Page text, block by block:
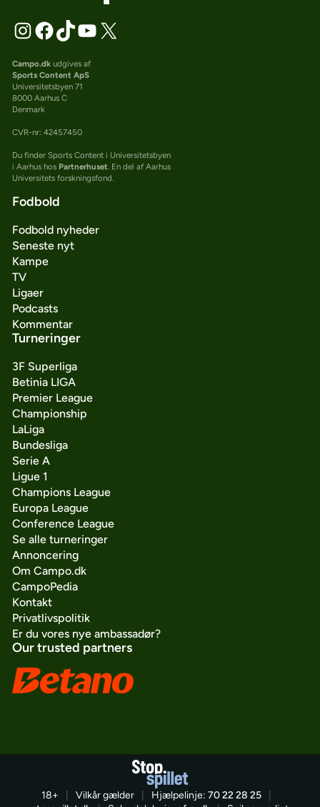
Campo.dkudgives af
Sports Content ApS
Universitetsbyen 71
8000 Aarhus C
Denmark
CVR-nr: 42457450
Du finder Sports Content i Universitetsbyen
i Aarhus hos Partnerhuset . En del af Aarhus
Universitets forskningsfond.
Fodbold
Fodbold nyheder
Seneste nyt
Kampe
TV
Ligaer
Podcasts
Kommentar
Turneringer
3F Superliga
Betinia LIGA
Premier League
Championship
LaLiga
Bundesliga
Serie A
Ligue 1
Champions League
Europa League
Conference League
Se alle turneringer
Annoncering
Om Campo.dk
CampoPedia
Kontakt
Privatlivspolitik
Er du vores nye ambassadør?
Our trusted partners
18+ Vilkår gælder Hjælpelinje: 70 22 28 25